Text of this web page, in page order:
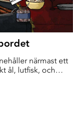
närmast ett
ål, lutfisk, och
ur ett